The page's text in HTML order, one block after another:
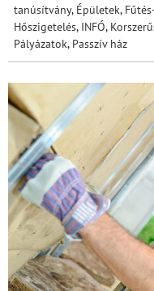
tanúsítvány, Épületek,
Hőszigetelés, INFÓ,
Pályázatok, Passzív ház